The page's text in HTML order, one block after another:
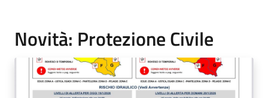
Novità: Protezione Civile